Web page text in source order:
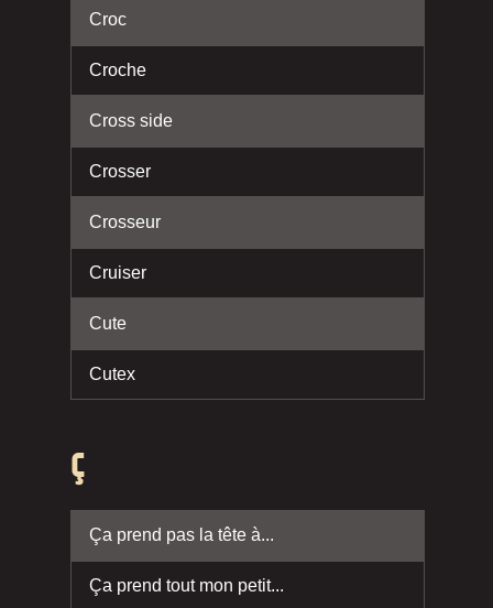
Croc
Croche
Cross side
Crosser
Crosseur
Cruiser
Cute
Cutex
Ç
Ça prend pas la tête à...
Ça prend tout mon petit...